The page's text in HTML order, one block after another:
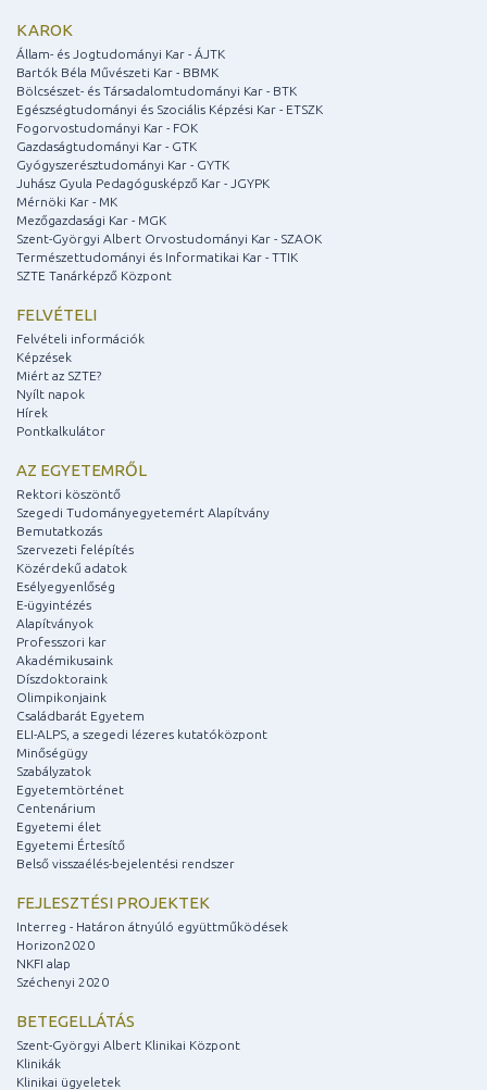
KAROK
Állam- és Jogtudományi Kar - ÁJTK
Bartók Béla Művészeti Kar - BBMK
Bölcsészet- és Társadalomtudományi Kar - BTK
Egészségtudományi és Szociális Képzési Kar - ETSZK
Fogorvostudományi Kar - FOK
Gazdaságtudományi Kar - GTK
Gyógyszerésztudományi Kar - GYTK
Juhász Gyula Pedagógusképző Kar - JGYPK
Mérnöki Kar - MK
Mezőgazdasági Kar - MGK
Szent-Györgyi Albert Orvostudományi Kar - SZAOK
Természettudományi és Informatikai Kar - TTIK
SZTE Tanárképző Központ
FELVÉTELI
Felvételi információk
Képzések
Miért az SZTE?
Nyílt napok
Hírek
Pontkalkulátor
AZ EGYETEMRŐL
Rektori köszöntő
Szegedi Tudományegyetemért Alapítvány
Bemutatkozás
Szervezeti felépítés
Közérdekű adatok
Esélyegyenlőség
E-ügyintézés
Alapítványok
Professzori kar
Akadémikusaink
Díszdoktoraink
Olimpikonjaink
Családbarát Egyetem
ELI-ALPS, a szegedi lézeres kutatóközpont
Minőségügy
Szabályzatok
Egyetemtörténet
Centenárium
Egyetemi élet
Egyetemi Értesítő
Belső visszaélés-bejelentési rendszer
FEJLESZTÉSI PROJEKTEK
Interreg - Határon átnyúló együttműködések
Horizon2020
NKFI alap
Széchenyi 2020
BETEGELLÁTÁS
Szent-Györgyi Albert Klinikai Központ
Klinikák
Klinikai ügyeletek